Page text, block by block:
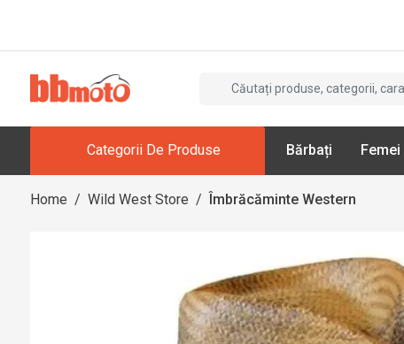
Categorii De Produse Bărbați Femei
Home / Wild West Store / Îmbrăcăminte Western